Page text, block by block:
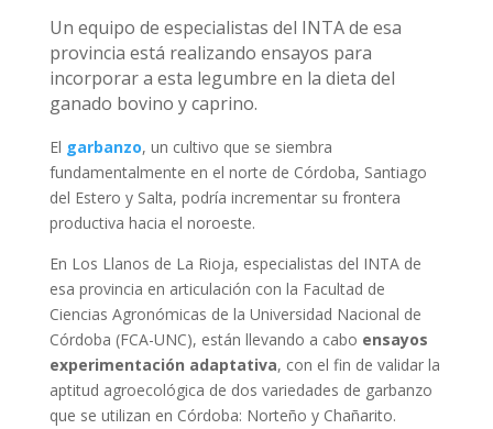
Un equipo de especialistas del INTA de esa
provincia está realizando ensayos para
incorporar a esta legumbre en la dieta del
ganado bovino y caprino.
El garbanzo, un cultivo que se siembra
fundamentalmente en el norte de Córdoba, Santiago
del Estero y Salta, podría incrementar su frontera
productiva hacia el noroeste.
En Los Llanos de La Rioja, especialistas del INTA de
esa provincia en articulación con la Facultad de
Ciencias Agronómicas de la Universidad Nacional de
Córdoba (FCA-UNC), están llevando a cabo ensayos
experimentación adaptativa, con el fin de validar la
aptitud agroecológica de dos variedades de garbanzo
que se utilizan en Córdoba: Norteño y Chañarito.